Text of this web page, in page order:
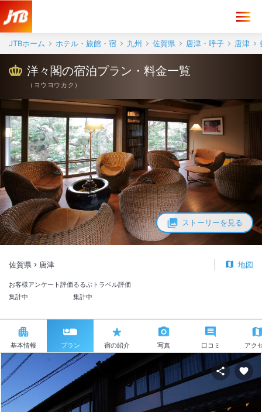
JTBホーム ホテル・旅館・宿 九州 佐賀県 唐津・呼子 唐津
ストーリーを見る
洋々閣の宿泊プラン・料金一覧
（ ヨウヨウカク ）
佐賀県 唐津 地図
お客様アンケート評価
集計中
るるぶトラベル評価
集計中
基本情報 プラン 宿の紹介 写真 口コミ アク